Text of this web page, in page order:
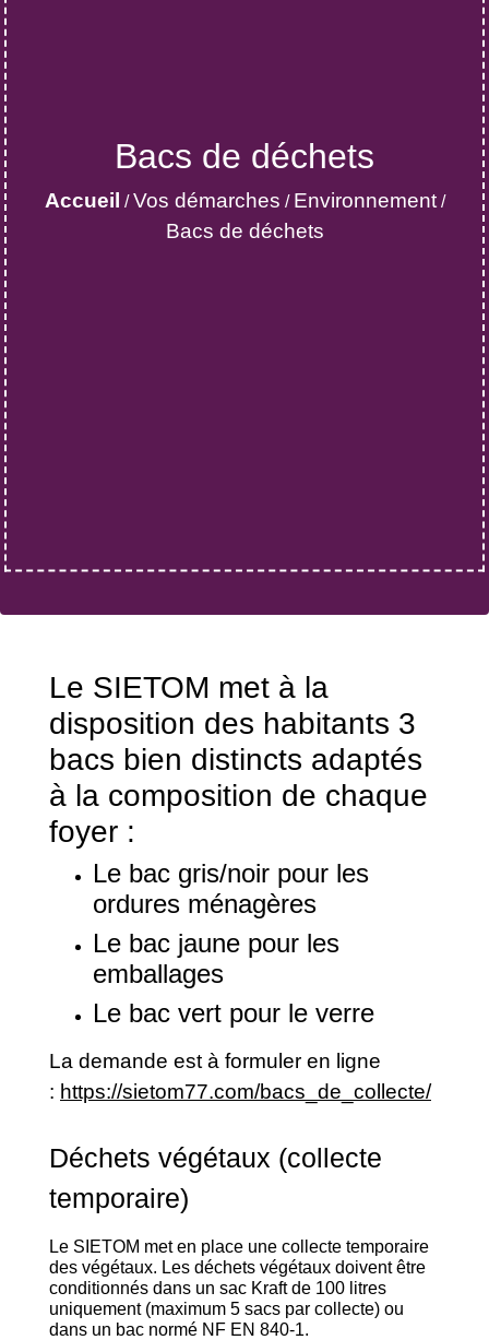
Bacs de déchets
Accueil /Vos démarches / Environnement/
Bacs de déchets
Le SIETOM met à la
disposition des habitants 3
bacs bien distincts adaptés
à la composition de chaque
foyer :
Le bac gris/noir pour les
ordures ménagères
Le bac jaune pour les
emballages
Le bac vert pour le verre
La demande est à formuler en ligne
: https://sietom77.com/bacs_de_collecte/
Déchets végétaux (collecte
temporaire)
Le SIETOM met en place une collecte temporaire
des végétaux. Les déchets végétaux doivent être
conditionnés dans un sac Kraft de 100 litres
uniquement (maximum 5 sacs par collecte) ou
dans un bac normé NF EN 840-1.